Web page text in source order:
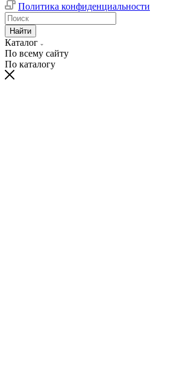
Политика конфиденциальности
Найти
Каталог
По всему сайту
По каталогу